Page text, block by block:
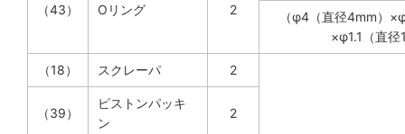
（43） Oリング 2
（φ4（直径4mm）
×φ1.1（直径
（18） スクレーパ 2
（39）
ピストンパッキ
ン
2